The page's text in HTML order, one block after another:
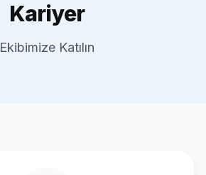
Kariyer
Ekibimize Katılın